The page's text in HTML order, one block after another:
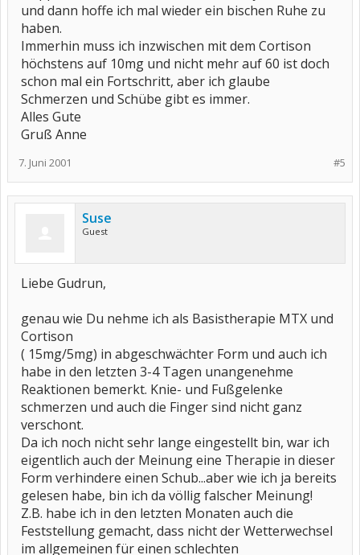
und dann hoffe ich mal wieder ein bischen Ruhe zu
haben.
Immerhin muss ich inzwischen mit dem Cortison
höchstens auf 10mg und nicht mehr auf 60 ist doch
schon mal ein Fortschritt, aber ich glaube
Schmerzen und Schübe gibt es immer.
Alles Gute
Gruß Anne
#5
7. Juni 2001
Suse
Guest
Liebe Gudrun,
genau wie Du nehme ich als Basistherapie MTX und
Cortison
( 15mg/5mg) in abgeschwächter Form und auch ich
habe in den letzten 3-4 Tagen unangenehme
Reaktionen bemerkt. Knie- und Fußgelenke
schmerzen und auch die Finger sind nicht ganz
verschont.
Da ich noch nicht sehr lange eingestellt bin, war ich
eigentlich auch der Meinung eine Therapie in dieser
Form verhindere einen Schub...aber wie ich ja bereits
gelesen habe, bin ich da völlig falscher Meinung!
Z.B. habe ich in den letzten Monaten auch die
Feststellung gemacht, dass nicht der Wetterwechsel
im allgemeinen für einen schlechten